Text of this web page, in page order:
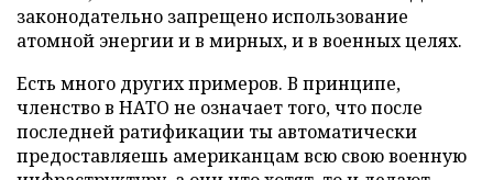
законодательно запрещено использование
атомной энергии и в мирных, и в военных целях.
Есть много других примеров. В принципе,
членство в НАТО не означает того, что после
последней ратификации ты автоматически
предоставляешь американцам всю свою военную